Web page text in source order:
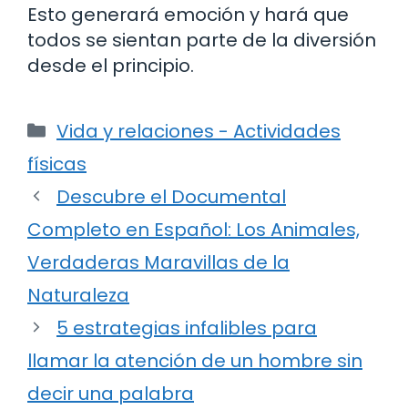
Esto generará emoción y hará que
todos se sientan parte de la diversión
desde el principio.
Categorías
Vida y relaciones - Actividades
físicas
Descubre el Documental
Completo en Español: Los Animales,
Verdaderas Maravillas de la
Naturaleza
5 estrategias infalibles para
llamar la atención de un hombre sin
decir una palabra